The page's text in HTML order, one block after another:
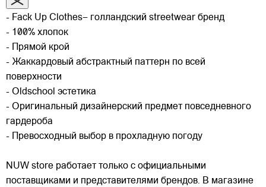
- Fack Up Clothes– голландский streetwear бренд
- 100% хлопок
- Прямой крой
- Жаккардовый абстрактный паттерн по всей
поверхности
- Oldschool эстетика
- Оригинальный дизайнерский предмет повседневного
гардероба
- Превосходный выбор в прохладную погоду
NUW store работает только с официальными
поставщиками и представителями брендов. В магазине